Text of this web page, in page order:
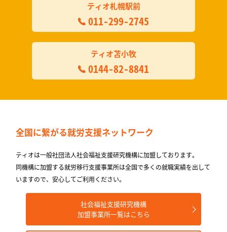
ティオ札幌駅前
011-299-2745
ティオ苫小牧
0144-82-8841
全国に繋がる就労支援ネットワーク
ティオは一般社団法人社会福祉支援研究機構に加盟しております。
同機構に加盟する就労移⾏⽀援事業所は全国で多くの就職実績を出して
いますので、安⼼してご利⽤ください。
社会福祉支援研究機構
加盟事業所一覧はこちら